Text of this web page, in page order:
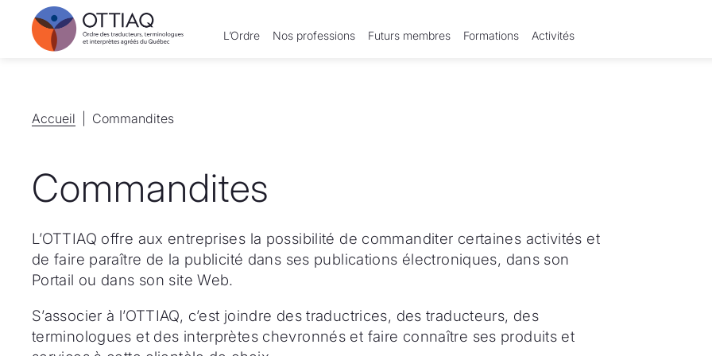
L’Ordre Nos professions Futurs membres Formations Activités
Accueil
Accueil Commandites
Commandites
L’OTTIAQ offre aux entreprises la possibilité de commanditer certaines activités et
de faire paraître de la publicité dans ses publications électroniques, dans son
Portail ou dans son site Web.
S’associer à l’OTTIAQ, c’est joindre des traductrices, des traducteurs, des
terminologues et des interprètes chevronnés et faire connaître ses produits et